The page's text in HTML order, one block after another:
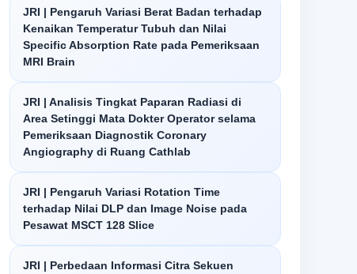
JRI | Pengaruh Variasi Berat Badan terhadap
Kenaikan Temperatur Tubuh dan Nilai
Specific Absorption Rate pada Pemeriksaan
MRI Brain
JRI | Analisis Tingkat Paparan Radiasi di
Area Setinggi Mata Dokter Operator selama
Pemeriksaan Diagnostik Coronary
Angiography di Ruang Cathlab
JRI | Pengaruh Variasi Rotation Time
terhadap Nilai DLP dan Image Noise pada
Pesawat MSCT 128 Slice
JRI | Perbedaan Informasi Citra Sekuen